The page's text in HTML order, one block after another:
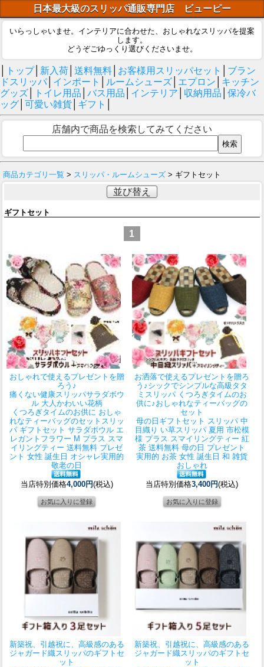
日本最大級のスリッパ通販専門店 ビューピー
いらっしゃいませ。インテリアに合わせた、おしゃれなスリッパを提案
します。
どうぞごゆっくり選びくださいませ。
トップ│ 新入荷 送料無料 お客様用スリッパセット
ブラン
ドスリッパ│ インポート ルームシューズ エプロン
キッチン
グッズ
トイレ用品 バス用品 インテリア 収納用品
保冷バ
ッグ 可愛い雑貨 ギフト
店舗内で商品を検索してみてください
商品カテゴリ一覧 > スリッパ・ルームシューズ > ギフトセット
並び替え
ギフトセット
1
おしゃれで使えるプレゼントを贈
ろう♪
痛くない健康スリッパサラダボウ
ル 大人かわいい花柄
くつろぎタイムのお供に おしゃ
れなティーバッグのセット スリッ
パ ギフトセット サラダボウル エ
レガントフラワー M プラス スマ
イリングティー 送料無料 プレゼ
ント 女性 誕生日 オシャレ実用的
敬老の日
当店特別価格4,000円(税込)
お洒落で使えるプレゼントを贈ろ
う♪シックでシンプルな高級タタ
ミスリッパ くつろぎタイムのお
供に♪おしゃれなティーバッグの
セット
母の日ギフトセット スリッパ 中
目織り い草スリッパ 夏用 市松模
様 プラス スマイリングティー 紅
茶 送料無料 母の日 プレゼント
実用的 お茶 女性 誕生日 和 雑貨
おしゃれ
当店特別価格3,400円(税込)
新築祝、引越祝に、高級感のある
ジャガード織スリッパのギフトセ
ット
新築祝、引越祝に、高級感のある
ジャガード織スリッパのギフトセ
ット